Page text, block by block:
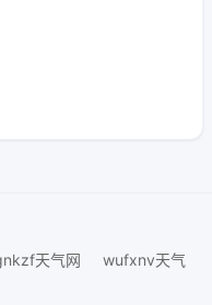
天气网
wufxnv天气